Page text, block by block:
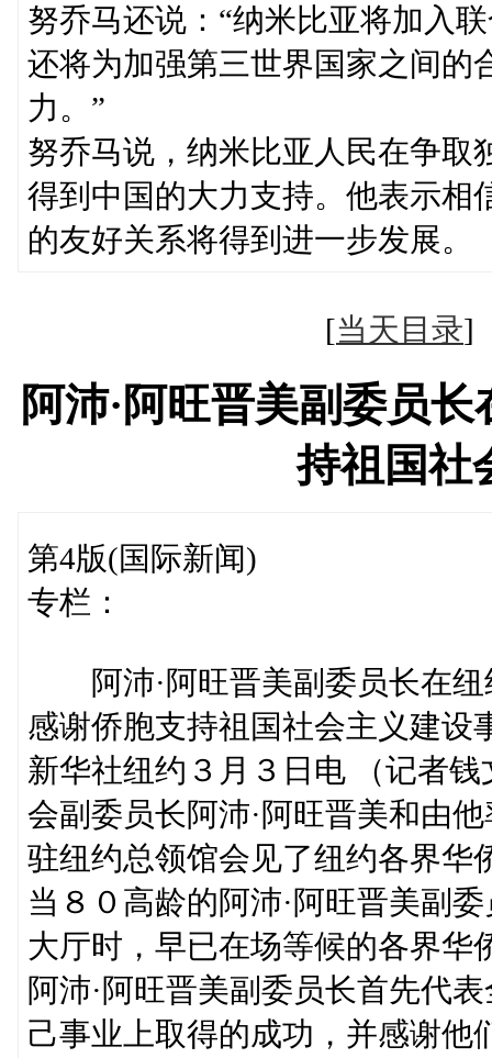
努乔马还说：“纳米比亚将加入
还将为加强第三世界国家之间的
力。”
努乔马说，纳米比亚人民在争取
得到中国的大力支持。他表示相
的友好关系将得到进一步发展。
[当天目录
阿沛·阿旺晋美副委员
持祖国社
第4版(国际新闻)
专栏：
阿沛·阿旺晋美副委员长在纽
感谢侨胞支持祖国社会主义建设
新华社纽约３月３日电 （记者
会副委员长阿沛·阿旺晋美和由
驻纽约总领馆会见了纽约各界华
当８０高龄的阿沛·阿旺晋美副
大厅时，早已在场等候的各界华
阿沛·阿旺晋美副委员长首先代
己事业上取得的成功，并感谢他